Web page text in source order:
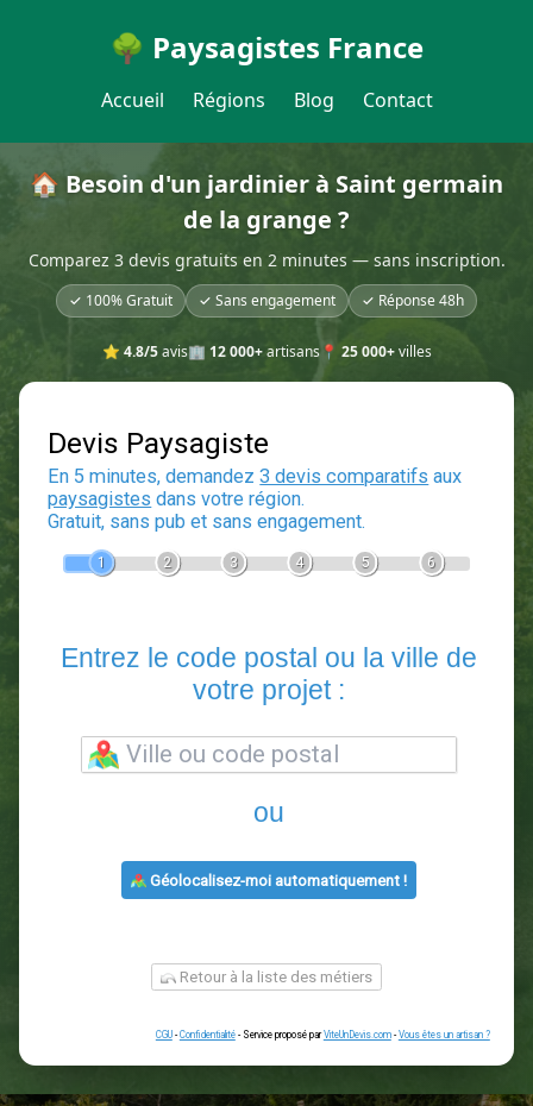
🌳 Paysagistes France
Accueil Régions Blog Contact
🏠 Besoin d'un jardinier à Saint germain
de la grange ?
Comparez 3 devis gratuits en 2 minutes — sans inscription.
✓ 100% Gratuit ✓ Sans engagement ✓ Réponse 48h
⭐ 4.8/5avis🏢 12 000+artisans📍 25 000+villes
Devis Paysagiste
En 5 minutes, demandez3 devis comparatifs
2 3
Entrez le code postal ou la
ou